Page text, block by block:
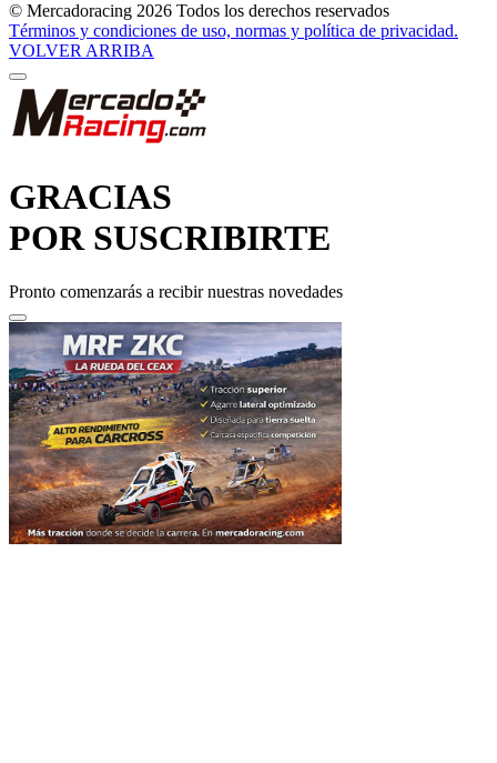
© Mercadoracing 2026 Todos los derechos reservados
Términos y condiciones de uso, normas y política de privacidad.
VOLVER ARRIBA
GRACIAS
POR SUSCRIBIRTE
Pronto comenzarás a recibir nuestras novedades